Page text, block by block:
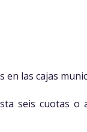
las cajas
seis cuotas o